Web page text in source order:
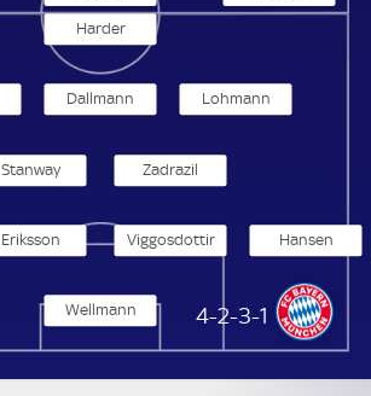
FC Bayern München Frauen
4-2-3-1
Wellmann
Hansen
Viggosdottir
Eriksson
Zadrazil
Stanway
Lohmann
Dallmann
Harder